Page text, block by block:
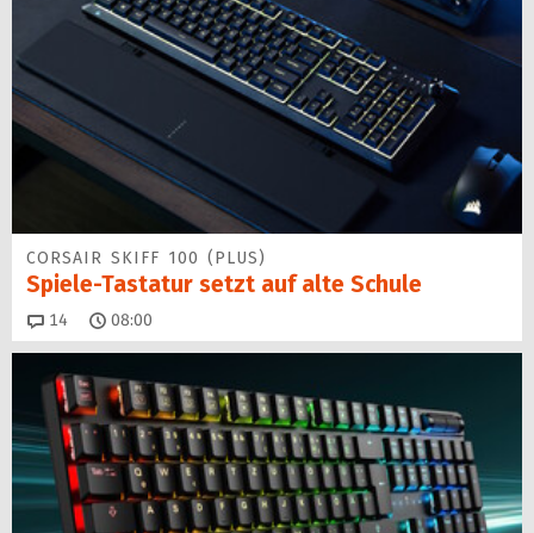
CORSAIR SKIFF 100 (PLUS)
Spiele-Tastatur setzt auf alte Schule
14 Kommentare
08:00